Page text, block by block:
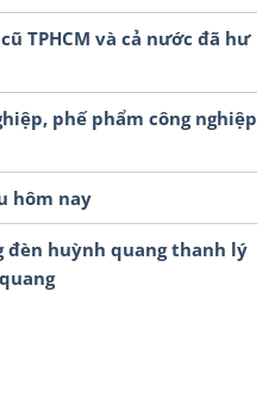
TPHCM và cả nước đã hư
phế phẩm công nghiệp
hôm nay
đèn huỳnh quang thanh lý